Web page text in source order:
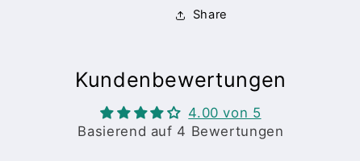
Share
Kundenbewertungen
4.00 von 5
Basierend auf 4 Bewertungen